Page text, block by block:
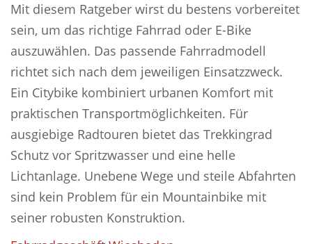
Mit diesem Ratgeber wirst du bestens vorbereitet
sein, um das richtige Fahrrad oder E-Bike
auszuwählen. Das passende Fahrradmodell
richtet sich nach dem jeweiligen Einsatzzweck.
Ein Citybike kombiniert urbanen Komfort mit
praktischen Transportmöglichkeiten. Für
ausgiebige Radtouren bietet das Trekkingrad
Schutz vor Spritzwasser und eine helle
Lichtanlage. Unebene Wege und steile Abfahrten
sind kein Problem für ein Mountainbike mit
seiner robusten Konstruktion.